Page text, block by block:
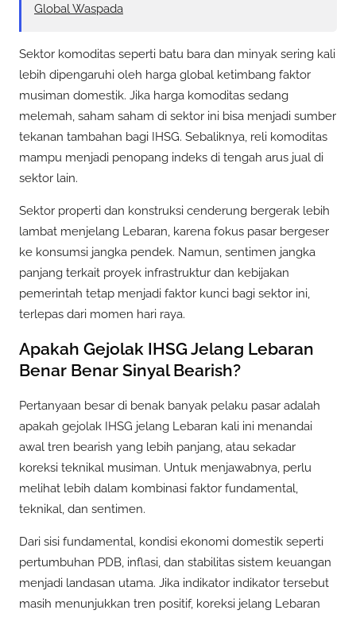
Global Waspada
Sektor komoditas seperti batu bara dan minyak sering kali
lebih dipengaruhi oleh harga global ketimbang faktor
musiman domestik. Jika harga komoditas sedang
melemah, saham saham di sektor ini bisa menjadi sumber
tekanan tambahan bagi IHSG. Sebaliknya, reli komoditas
mampu menjadi penopang indeks di tengah arus jual di
sektor lain.
Sektor properti dan konstruksi cenderung bergerak lebih
lambat menjelang Lebaran, karena fokus pasar bergeser
ke konsumsi jangka pendek. Namun, sentimen jangka
panjang terkait proyek infrastruktur dan kebijakan
pemerintah tetap menjadi faktor kunci bagi sektor ini,
terlepas dari momen hari raya.
Apakah Gejolak IHSG Jelang Lebaran
Benar Benar Sinyal Bearish?
Pertanyaan besar di benak banyak pelaku pasar adalah
apakah gejolak IHSG jelang Lebaran kali ini menandai
awal tren bearish yang lebih panjang, atau sekadar
koreksi teknikal musiman. Untuk menjawabnya, perlu
melihat lebih dalam kombinasi faktor fundamental,
teknikal, dan sentimen.
Dari sisi fundamental, kondisi ekonomi domestik seperti
pertumbuhan PDB, inflasi, dan stabilitas sistem keuangan
menjadi landasan utama. Jika indikator indikator tersebut
masih menunjukkan tren positif, koreksi jelang Lebaran